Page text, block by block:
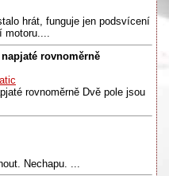
hrát, funguje jen podsvícení
motoru....
rovnoměrně
rovnoměrně Dvě pole jsou
Nechapu. ...